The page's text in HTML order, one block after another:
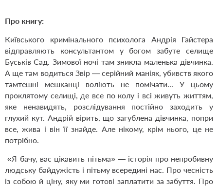
Про книгу:
Київського кримінального психолога Андрія Гайстера
відправляють консультантом у богом забуте селище
Буськів Сад. Зимової ночі там зникла маленька дівчинка.
А ще там водиться Звір — серійний маніяк, убивств якого
тамтешні мешканці воліють не помічати... У цьому
проклятому селищі, де все по колу і всі живуть життям,
яке ненавидять, розслідування постійно заходить у
глухий кут. Андрій вірить, що загублена дівчинка, попри
все, жива і він її знайде. Але нікому, крім нього, це не
потрібно.
«Я бачу, вас цікавить пітьма» — історія про непробивну
людську байдужість і пітьму всередині нас. Про чесність
із собою й ціну, яку ми готові заплатити за забуття. Про